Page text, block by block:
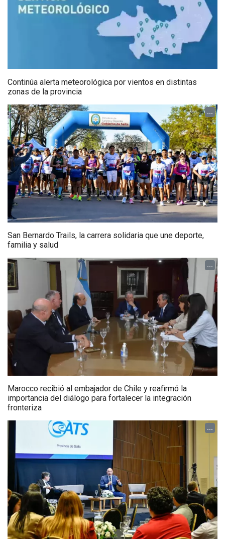
Continúa alerta meteorológica por vientos en distintas
zonas de la provincia
...
San Bernardo Trails, la carrera solidaria que une deporte,
familia y salud
...
Marocco recibió al embajador de Chile y reafirmó la
importancia del diálogo para fortalecer la integración
fronteriza
...